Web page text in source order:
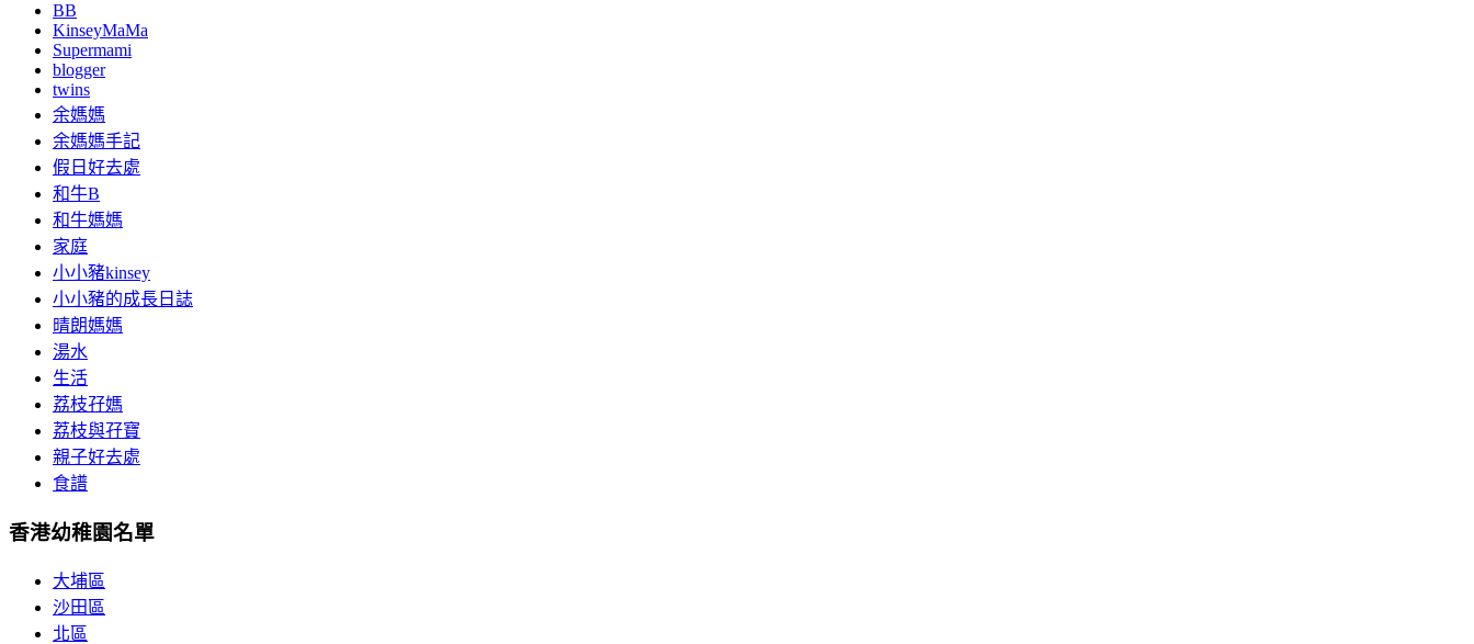
BB
KinseyMaMa
Supermami
blogger
twins
余媽媽
余媽媽手記
假日好去處
和牛B
和牛媽媽
家庭
小小豬kinsey
小小豬的成長日誌
晴朗媽媽
湯水
生活
荔枝孖媽
荔枝與孖寶
親子好去處
食譜
香港幼稚園名單
大埔區
沙田區
北區